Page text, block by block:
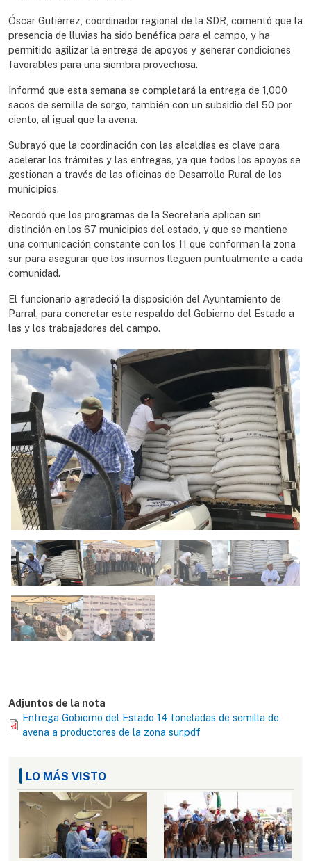
Óscar Gutiérrez, coordinador regional de la SDR, comentó que la
presencia de lluvias ha sido benéfica para el campo, y ha
permitido agilizar la entrega de apoyos y generar condiciones
favorables para una siembra provechosa.
Informó que esta semana se completará la entrega de 1,000
sacos de semilla de sorgo, también con un subsidio del 50 por
ciento, al igual que la avena.
Subrayó que la coordinación con las alcaldías es clave para
acelerar los trámites y las entregas, ya que todos los apoyos se
gestionan a través de las oficinas de Desarrollo Rural de los
municipios.
Recordó que los programas de la Secretaría aplican sin
distinción en los 67 municipios del estado, y que se mantiene
una comunicación constante con los 11 que conforman la zona
sur para asegurar que los insumos lleguen puntualmente a cada
comunidad.
El funcionario agradeció la disposición del Ayuntamiento de
Parral, para concretar este respaldo del Gobierno del Estado a
las y los trabajadores del campo.
Adjuntos de la nota
Entrega Gobierno del Estado 14 toneladas de semilla de
avena a productores de la zona sur.pdf
LO MÁS VISTO